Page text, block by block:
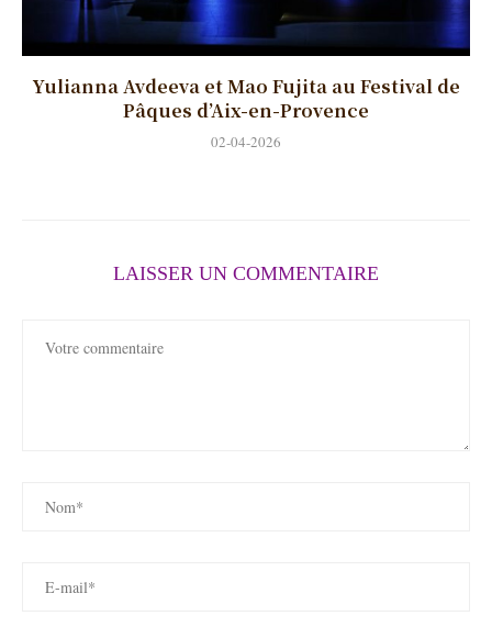
Yulianna Avdeeva et Mao Fujita au Festival de
Pâques d’Aix-en-Provence
02-04-2026
LAISSER UN COMMENTAIRE